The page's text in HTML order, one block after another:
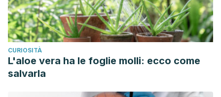
CURIOSITÀ
L'aloe vera ha le foglie molli: ecco come
salvarla